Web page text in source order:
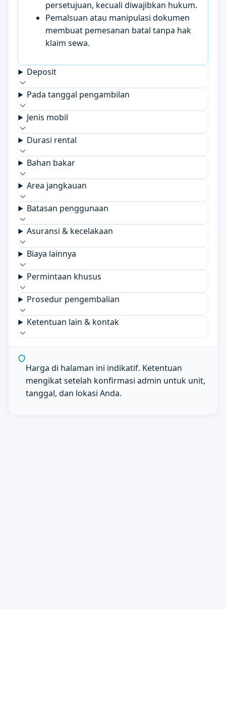
persetujuan, kecuali diwajibkan hukum.
Pemalsuan atau manipulasi dokumen
membuat pemesanan batal tanpa hak
klaim sewa.
Deposit
Pada tanggal pengambilan
Jenis mobil
Durasi rental
Bahan bakar
Area jangkauan
Batasan penggunaan
Asuransi & kecelakaan
Biaya lainnya
Permintaan khusus
Prosedur pengembalian
Ketentuan lain & kontak
Harga di halaman ini indikatif. Ketentuan
mengikat setelah konfirmasi admin untuk unit,
tanggal, dan lokasi Anda.